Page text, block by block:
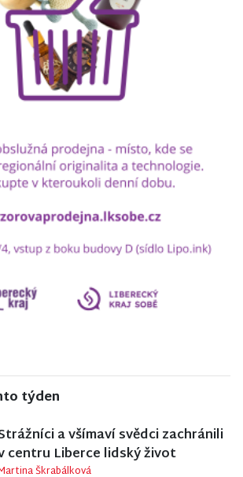
týden
a všímaví svědci zachránili
centru Liberce lidský život
Škrabálková